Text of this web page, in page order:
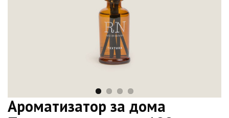
Ароматизатор за дома